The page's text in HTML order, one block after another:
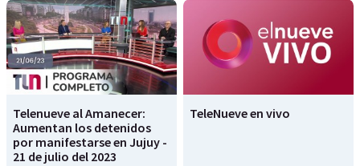
Telenueve al Amanecer:
Aumentan los detenidos
por manifestarse en Jujuy -
21 de julio del 2023
TeleNueve en vivo